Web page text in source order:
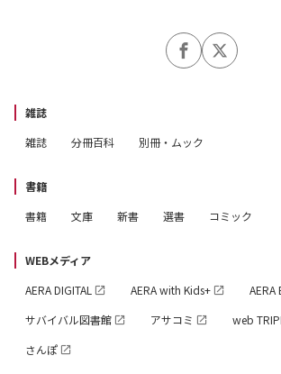
雑誌
雑誌
分冊百科 別冊・ムック
書籍
書籍
文庫 新書 選書 コミック
WEBメディア
AERA DIGITAL
AERA with Kids+
AERA
サバイバル図書館
アサコミ
web
さんぽ